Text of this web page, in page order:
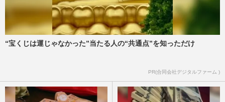
“宝くじは運じゃなかった”当たる人の“共通点”を知っただけ
PR(合同会社デジタルファーム )